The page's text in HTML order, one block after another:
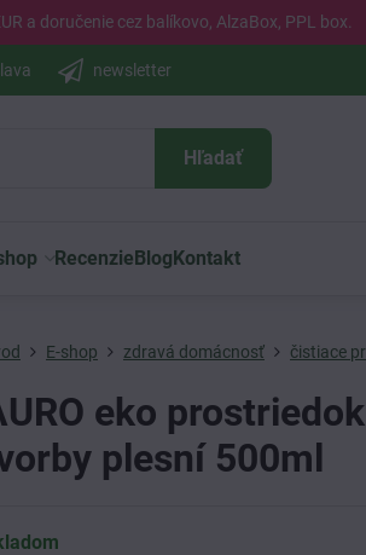
a doručenie cez balíkovo, AlzaBox, PPL box.
newsletter
Hľadať
RecenzieBlogKontakt
E-shop zdravá domácnosť čistiace
eko
plesní 500ml